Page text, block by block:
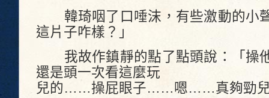
韓琦咽了口唾沫，有些激動的小
這片子咋樣？」
我故作鎮靜的點了點頭說：「操
還是頭一次看這麼玩
兒的……操屁眼子……嗯……真夠勁